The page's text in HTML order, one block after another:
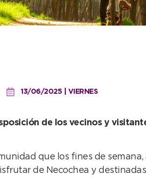
13/06/2025 | VIERNES
de los vecinos y
que los fines de
de Necochea y